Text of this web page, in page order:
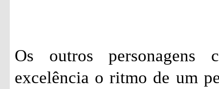
Os outros personagens
excelência o ritmo de um